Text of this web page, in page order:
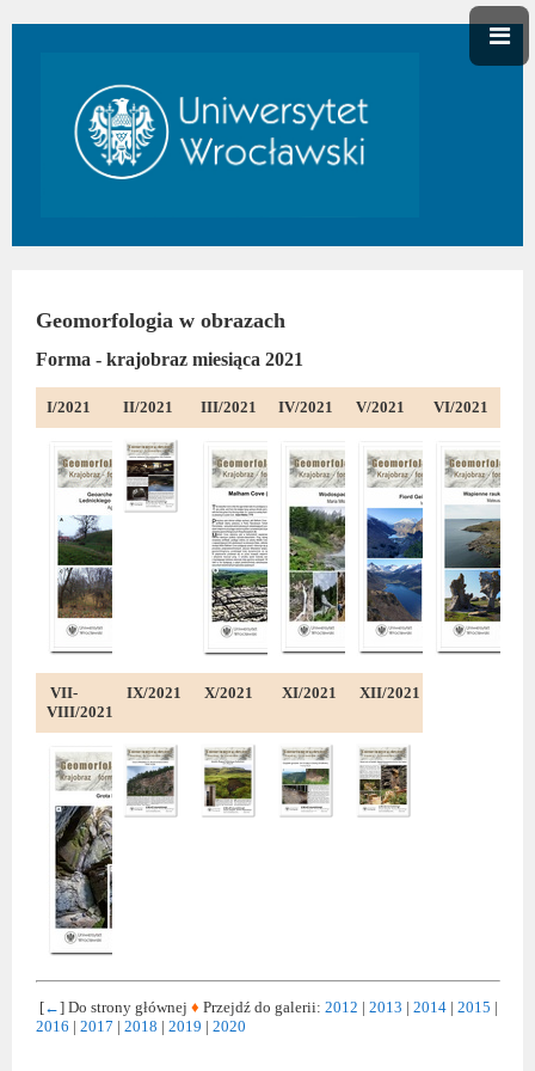
Geomorfologia w obrazach
Forma - krajobraz miesiąca 2021
I/2021 II/2021 III/2021 IV/2021 V/2021 VI/2021
VII-
VIII/2021
IX/2021 X/2021 XI/2021 XII/2021
[←] Do strony głównej ♦ Przejdź do galerii: 2012 | 2013 | 2014| 2015 |
2016 | 2017 | 2018 | 2019 | 2020